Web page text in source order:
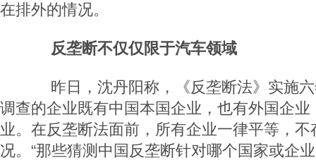
在排外的情况。
反垄断不仅仅限于汽车领域
昨日，沈丹阳称，《反垄断法》实施六
调查的企业既有中国本国企业，也有外国企
业。在反垄断法面前，所有企业一律平等，不
况。“那些猜测中国反垄断针对哪个国家或企